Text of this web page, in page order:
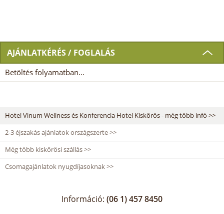
AJÁNLATKÉRÉS / FOGLALÁS
Betöltés folyamatban...
Hotel Vinum Wellness és Konferencia Hotel Kiskőrös - még több infó >>
2-3 éjszakás ajánlatok országszerte >>
Még több kiskőrösi szállás >>
Csomagajánlatok nyugdíjasoknak >>
Információ: (06 1) 457 8450